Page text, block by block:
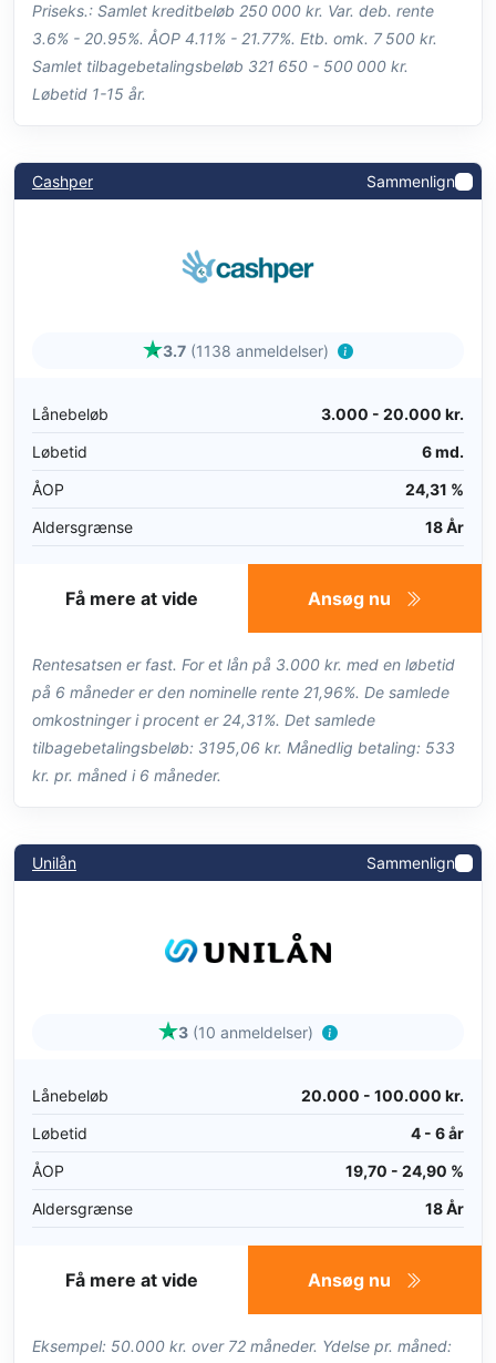
Priseks.: Samlet kreditbeløb 250 000 kr. Var. deb. rente
3.6% - 20.95%. ÅOP 4.11% - 21.77%. Etb. omk. 7 500 kr.
Samlet tilbagebetalingsbeløb 321 650 - 500 000 kr.
Løbetid 1-15 år.
Cashper Sammenlign
3.7 (1138 anmeldelser)
Lånebeløb
3.000 - 20.000 kr.
Løbetid
6 md.
ÅOP
24,31 %
Aldersgrænse
18 År
Ansøg nu
Få mere at vide
Rentesatsen er fast. For et lån på 3.000 kr. med en løbetid
på 6 måneder er den nominelle rente 21,96%. De samlede
omkostninger i procent er 24,31%. Det samlede
tilbagebetalingsbeløb: 3195,06 kr. Månedlig betaling: 533
kr. pr. måned i 6 måneder.
Unilån Sammenlign
3 (10 anmeldelser)
Lånebeløb
20.000 - 100.000 kr.
Løbetid
4 - 6 år
ÅOP
19,70 - 24,90 %
Aldersgrænse
18 År
Ansøg nu
Få mere at vide
Eksempel: 50.000 kr. over 72 måneder. Ydelse pr. måned: